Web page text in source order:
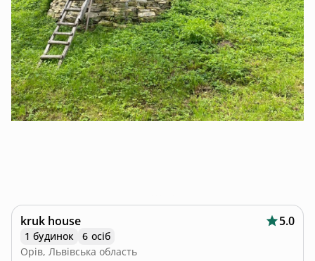
kruk house 5.0
1 будинок
6 осіб
Орів, Львівська область